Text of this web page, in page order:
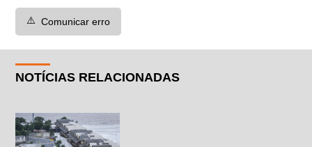
⚠️ Comunicar erro
NOTÍCIAS RELACIONADAS